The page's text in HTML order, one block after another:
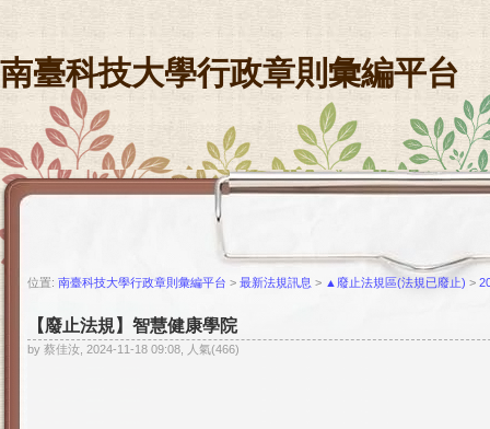
南臺科技大學行政章則彙編平台
位置: 南臺科技大學行政章則彙編平台 > 最新法規訊息 > ▲廢止法規區(法規已廢止) >
【廢止法規】智慧健康學院
by 蔡佳汝, 2024-11-18 09:08, 人氣(466)